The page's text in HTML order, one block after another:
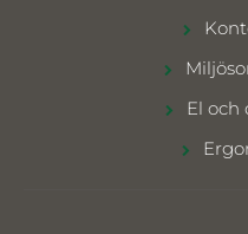
El och